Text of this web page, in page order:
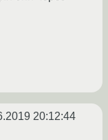
20:12:44